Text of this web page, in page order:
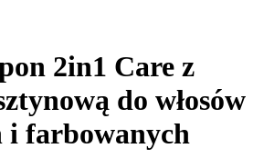
2in1 Care z
do włosów
farbowanych